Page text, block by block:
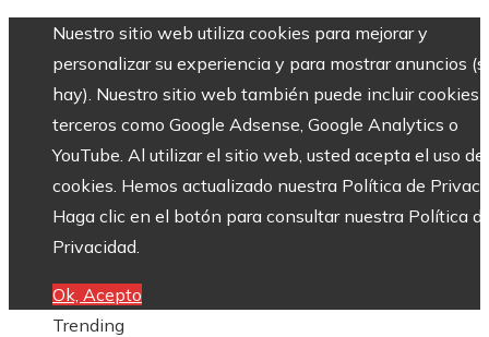
Nuestro sitio web utiliza cookies para mejorar y
personalizar su experiencia y para mostrar anuncios
hay). Nuestro sitio web también puede incluir cookies
terceros como Google Adsense, Google Analytics o
YouTube. Al utilizar el sitio web, usted acepta el uso de
cookies. Hemos actualizado nuestra Política de
Haga clic en el botón para consultar nuestra Política
Privacidad.
Ok, Acepto
Trending